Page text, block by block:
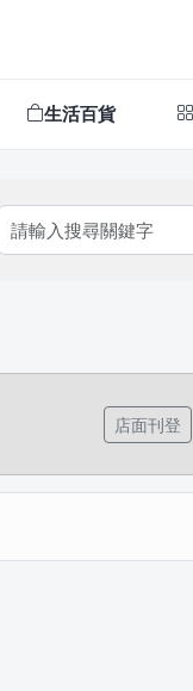
生活百貨
店面刊登